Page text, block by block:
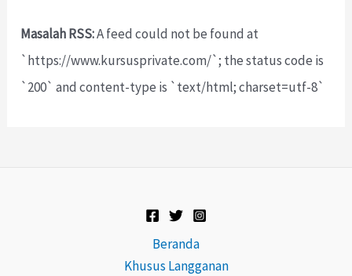
Masalah RSS:A feed could not be found at
`https://www.kursusprivate.com/`; the status code is
`200` and content-type is `text/html; charset=utf-8`
Beranda
Khusus Langganan